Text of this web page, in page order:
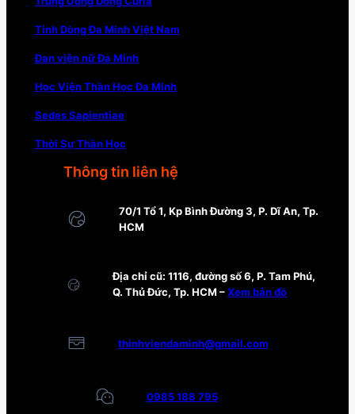
Tỉnh Dòng Đa Minh Việt Nam
Đan viện nữ Đa Minh
Học Viện Thần Học Đa Minh
Sedes Sapientiae
Thời Sự Thần Học
Thông tin liên hệ
70/1 Tổ 1, Kp Bình Đường 3, P. Dĩ An, Tp.
HCM
Địa chỉ cũ: 1116, đường số 6, P. Tam Phú,
Q. Thủ Đức, Tp. HCM –Xem bản đồ
thinhviendaminh@gmail.com
0985 188 795